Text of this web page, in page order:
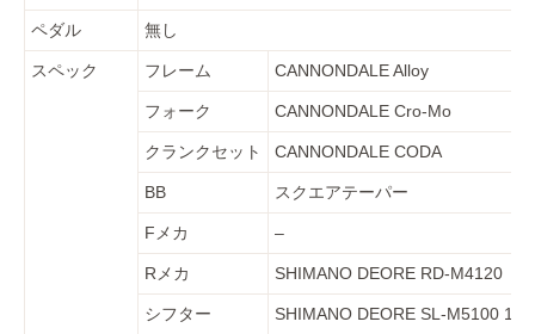
ペダル 無し
スペック フレーム CANNONDALE Alloy
フォーク CANNONDALE Cro-Mo
クランクセット CANNONDALE CODA
BB スクエアテーパー
Fメカ –
Rメカ SHIMANO DEORE RD-M4120
シフター SHIMANO DEORE SL-M5100